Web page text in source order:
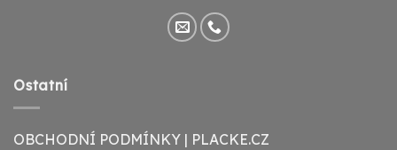
Ostatní
OBCHODNÍ PODMÍNKY | PLACKE.CZ